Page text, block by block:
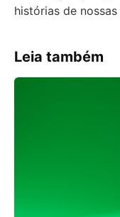
histórias de
Leia também